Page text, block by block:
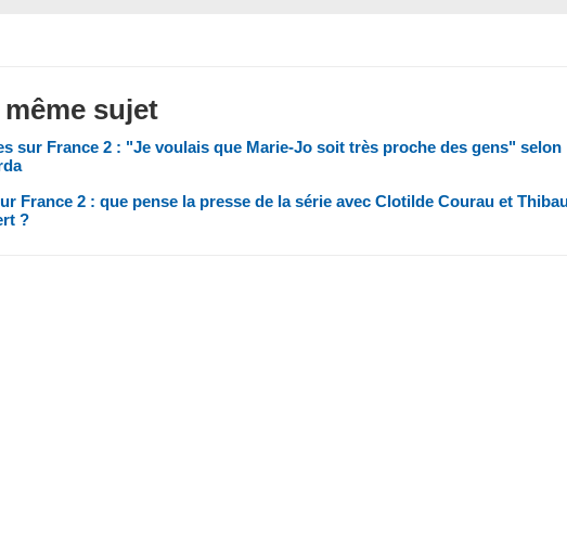
sujet
sur France 2 : "Je voulais que Marie-Jo soit très proche des gens" selon
France 2 : que pense la presse de la série avec Clotilde Courau et
?